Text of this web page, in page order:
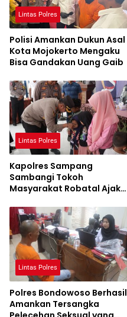
Lintas Polres
Polisi Amankan Dukun Asal
Kota Mojokerto Mengaku
Bisa Gandakan Uang Gaib
Lintas Polres
Kapolres Sampang
Sambangi Tokoh
Masyarakat Robatal Ajak
Sejuk dan Damai
Lintas Polres
Polres Bondowoso Berhasil
Amankan Tersangka